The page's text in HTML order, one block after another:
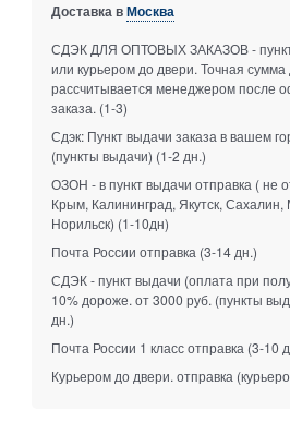
Доставка вМосква
СДЭК ДЛЯ ОПТОВЫХ ЗАКАЗОВ -
или курьером до двери. Точная сумма
рассчитывается менеджером после
заказа. (1-3)
Сдэк: Пункт выдачи заказа в вашем
(пункты выдачи) (1-2 дн.)
ОЗОН - в пункт выдачи отправка ( не
Крым, Калининград, Якутск, Сахалин,
Норильск) (1-10дн)
Почта России отправка (3-14 дн.)
СДЭК - пункт выдачи (оплата при
10% дороже. от 3000 руб. (пункты
дн.)
Почта России 1 класс отправка (3-10
Курьером до двери. отправка